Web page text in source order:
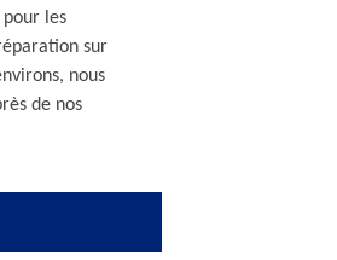
pour les
sur
nous
de nos